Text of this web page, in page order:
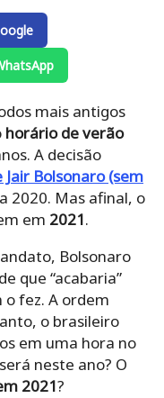
mais antigos
horário de verão
A decisão
Bolsonaro (sem
2020. Mas afinal, o
em 2021.
Bolsonaro
que “acabaria”
o fez. A ordem
o brasileiro
em uma hora no
neste ano? O
2021?